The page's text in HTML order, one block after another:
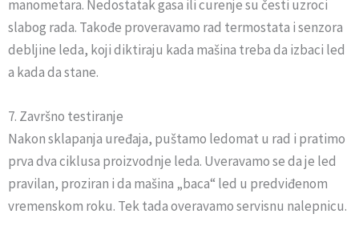
manometara. Nedostatak gasa ili curenje su česti uzroci
slabog rada. Takođe proveravamo rad termostata i senzora
debljine leda, koji diktiraju kada mašina treba da izbaci led
a kada da stane.
7. Završno testiranje
Nakon sklapanja uređaja, puštamo ledomat u rad i pratimo
prva dva ciklusa proizvodnje leda. Uveravamo se da je led
pravilan, proziran i da mašina „baca“ led u predviđenom
vremenskom roku. Tek tada overavamo servisnu nalepnicu.